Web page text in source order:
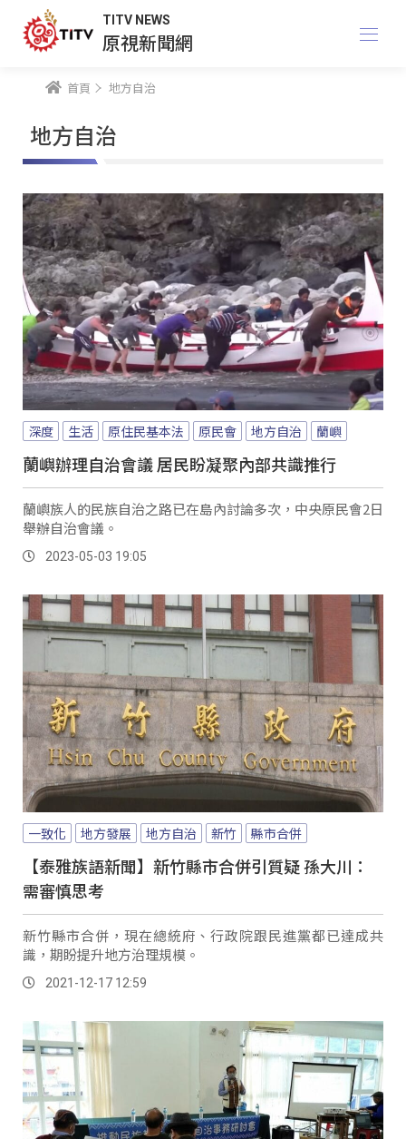
TITV NEWS
原視新聞網
首頁 地方自治
地方自治
深度 生活 原住民基本法 原民會 地方自治 蘭嶼
蘭嶼辦理自治會議 居民盼凝聚內部共識推行
蘭嶼族人的民族自治之路已在島內討論多次，中央原民會2日
舉辦自治會議。
2023-05-03 19:05
一致化 地方發展 地方自治 新竹 縣市合併
【泰雅族語新聞】新竹縣市合併引質疑 孫大川：
需審慎思考
新竹縣市合併，現在總統府、行政院跟民進黨都已達成共
識，期盼提升地方治理規模。
2021-12-17 12:59